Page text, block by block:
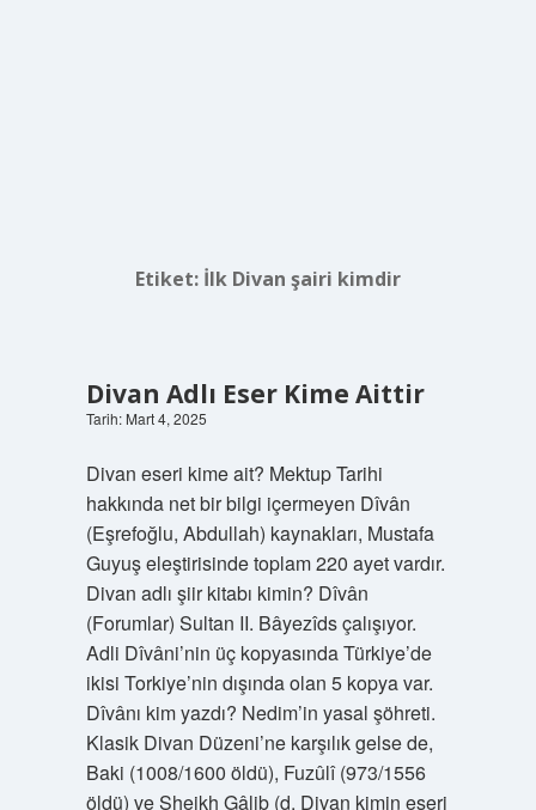
Etiket: İlk Divan şairi kimdir
Divan Adlı Eser Kime Aittir
Tarih: Mart 4, 2025
Divan eseri kime ait? Mektup Tarihi
hakkında net bir bilgi içermeyen Dîvân
(Eşrefoğlu, Abdullah) kaynakları, Mustafa
Guyuş eleştirisinde toplam 220 ayet vardır.
Divan adlı şiir kitabı kimin? Dîvân
(Forumlar) Sultan II. Bâyezîds çalışıyor.
Adli Dîvâni’nin üç kopyasında Türkiye’de
ikisi Torkiye’nin dışında olan 5 kopya var.
Dîvânı kim yazdı? Nedim’in yasal şöhreti.
Klasik Divan Düzeni’ne karşılık gelse de,
Baki (1008/1600 öldü), Fuzûlî (973/1556
öldü) ve Sheikh Gâlib (d. Divan kimin eseri